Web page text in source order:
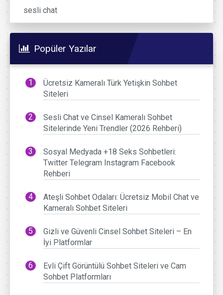
sesli chat
Popüler Yazılar
Ücretsiz Kameralı Türk Yetişkin Sohbet
Siteleri
Sesli Chat ve Cinsel Kameralı Sohbet
Sitelerinde Yeni Trendler (2026 Rehberi)
Sosyal Medyada +18 Seks Sohbetleri:
Twitter Telegram Instagram Facebook
Rehberi
Ateşli Sohbet Odaları: Ücretsiz Mobil Chat ve
Kameralı Sohbet Siteleri
Gizli ve Güvenli Cinsel Sohbet Siteleri – En
İyi Platformlar
Evli Çift Görüntülü Sohbet Siteleri ve Cam
Sohbet Platformları